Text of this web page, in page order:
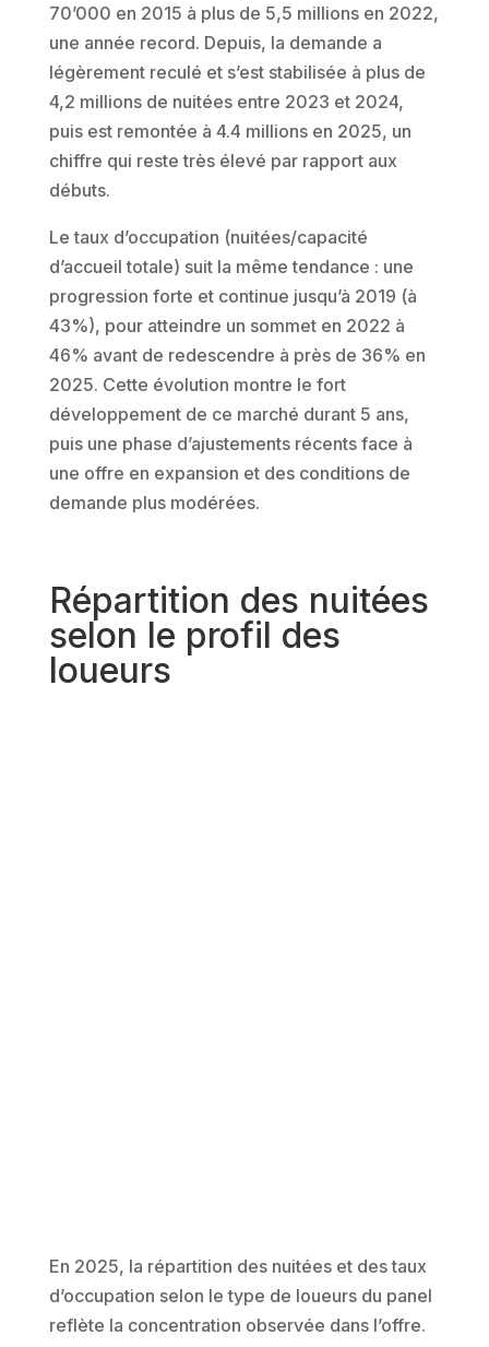
70’000 en 2015 à plus de 5,5 millions en 2022,
une année record. Depuis, la demande a
légèrement reculé et s’est stabilisée à plus de
4,2 millions de nuitées entre 2023 et 2024,
puis est remontée à 4.4 millions en 2025, un
chiffre qui reste très élevé par rapport aux
débuts.
Le taux d’occupation (nuitées/capacité
d’accueil totale) suit la même tendance : une
progression forte et continue jusqu’à 2019 (à
43%), pour atteindre un sommet en 2022 à
46% avant de redescendre à près de 36% en
2025. Cette évolution montre le fort
développement de ce marché durant 5 ans,
puis une phase d’ajustements récents face à
une offre en expansion et des conditions de
demande plus modérées.
Répartition des nuitées
selon le profil des
loueurs
En 2025, la répartition des nuitées et des taux
d’occupation selon le type de loueurs du panel
reflète la concentration observée dans l’offre.